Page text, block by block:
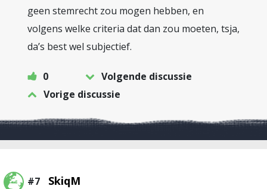
geen stemrecht zou mogen hebben, en
volgens welke criteria dat dan zou moeten, tsja,
da’s best wel subjectief.
0
Volgende discussie
Vorige discussie
#7 SkiqM